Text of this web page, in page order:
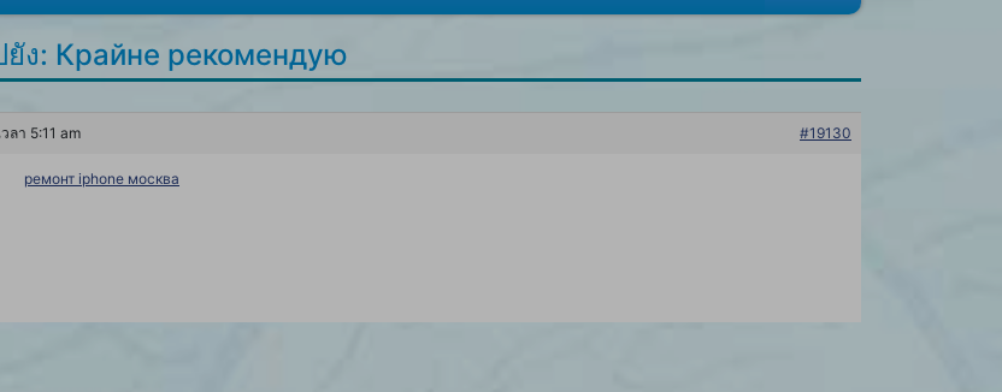
ง: Крайне рекомендую
ลา 5:11 am #19130
ремонт iphone москва